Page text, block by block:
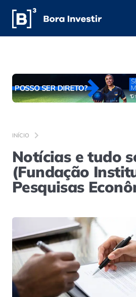
INÍCIO
Notícias e tudo
(Fundação
Pesquisas